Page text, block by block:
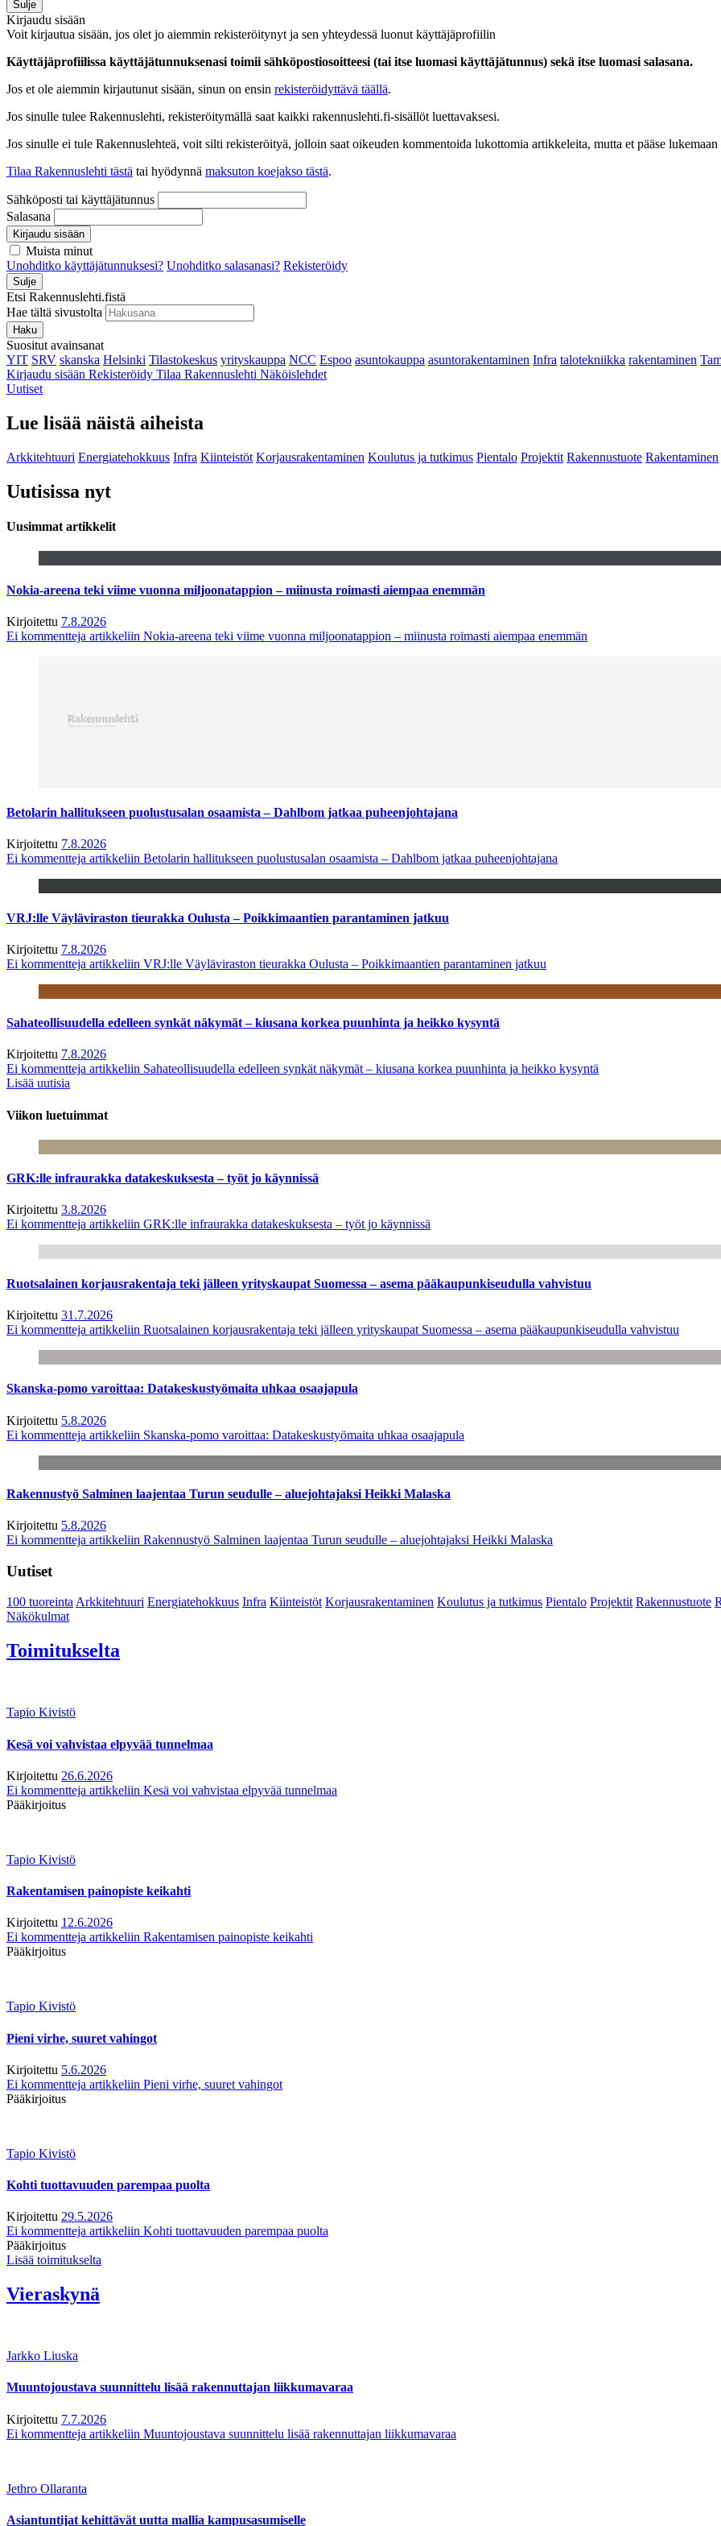
Sulje
Kirjaudu sisään
Voit kirjautua sisään, jos olet jo aiemmin rekisteröitynyt ja sen yhteydessä luonut käyttäjäprofiilin
Käyttäjäprofiilissa käyttäjätunnuksenasi toimii sähköpostiosoitteesi (tai itse luomasi käyttäjätunnus) sekä itse luomasi salasana.
Jos et ole aiemmin kirjautunut sisään, sinun on ensin rekisteröidyttävä täällä.
Jos sinulle tulee Rakennuslehti, rekisteröitymällä saat kaikki rakennuslehti.fi-sisällöt luettavaksesi.
Jos sinulle ei tule Rakennuslehteä, voit silti rekisteröityä, jolloin saat oikeuden kommentoida lukottomia artikkeleita, mutta et pääse
Tilaa Rakennuslehti tästä tai hyödynnä maksuton koejakso tästä.
Sähköposti tai käyttäjätunnus
Salasana
Kirjaudu sisään
Muista minut
Unohditko käyttäjätunnuksesi? Unohditko salasanasi? Rekisteröidy
Sulje
Etsi Rakennuslehti.fistä
Hae tältä sivustolta
Haku
Suositut avainsanat
YIT SRV skanska Helsinki Tilastokeskus yrityskauppa NCC Espoo asuntokauppa asuntorakentaminen Infra talotekniikka rakentaminen
Kirjaudu sisään Rekisteröidy Tilaa Rakennuslehti Näköislehdet
Uutiset
Lue lisää näistä aiheista
Arkkitehtuuri Energiatehokkuus Infra Kiinteistöt Korjausrakentaminen Koulutus ja tutkimus Pientalo Projektit Rakennustuote Rakentaminen
Uutisissa nyt
Uusimmat artikkelit
Nokia-areena teki viime vuonna miljoonatappion – miinusta roimasti aiempaa enemmän
Kirjoitettu 7.8.2026
Ei kommentteja artikkeliin Nokia-areena teki viime vuonna miljoonatappion – miinusta roimasti aiempaa enemmän
Betolarin hallitukseen puolustusalan osaamista – Dahlbom jatkaa puheenjohtajana
Kirjoitettu 7.8.2026
Ei kommentteja artikkeliin Betolarin hallitukseen puolustusalan osaamista – Dahlbom jatkaa puheenjohtajana
VRJ:lle Väyläviraston tieurakka Oulusta – Poikkimaantien parantaminen jatkuu
Kirjoitettu 7.8.2026
Ei kommentteja artikkeliin VRJ:lle Väyläviraston tieurakka Oulusta – Poikkimaantien parantaminen jatkuu
Sahateollisuudella edelleen synkät näkymät – kiusana korkea puunhinta ja heikko kysyntä
Kirjoitettu 7.8.2026
Ei kommentteja artikkeliin Sahateollisuudella edelleen synkät näkymät – kiusana korkea puunhinta ja heikko kysyntä
Lisää uutisia
Viikon luetuimmat
GRK:lle infraurakka datakeskuksesta – työt jo käynnissä
Kirjoitettu 3.8.2026
Ei kommentteja artikkeliin GRK:lle infraurakka datakeskuksesta – työt jo käynnissä
Ruotsalainen korjausrakentaja teki jälleen yrityskaupat Suomessa – asema pääkaupunkiseudulla vahvistuu
Kirjoitettu 31.7.2026
Ei kommentteja artikkeliin Ruotsalainen korjausrakentaja teki jälleen yrityskaupat Suomessa – asema pääkaupunkiseudulla vahvistuu
Skanska-pomo varoittaa: Datakeskustyömaita uhkaa osaajapula
Kirjoitettu 5.8.2026
Ei kommentteja artikkeliin Skanska-pomo varoittaa: Datakeskustyömaita uhkaa osaajapula
Rakennustyö Salminen laajentaa Turun seudulle – aluejohtajaksi Heikki Malaska
Kirjoitettu 5.8.2026
Ei kommentteja artikkeliin Rakennustyö Salminen laajentaa Turun seudulle – aluejohtajaksi Heikki Malaska
Uutiset
100 tuoreintaArkkitehtuuri Energiatehokkuus Infra Kiinteistöt Korjausrakentaminen Koulutus ja tutkimus Pientalo Projektit Rakennustuote
Näkökulmat
Toimitukselta
Tapio Kivistö
Kesä voi vahvistaa elpyvää tunnelmaa
Kirjoitettu 26.6.2026
Ei kommentteja artikkeliin Kesä voi vahvistaa elpyvää tunnelmaa
Pääkirjoitus
Tapio Kivistö
Rakentamisen painopiste keikahti
Kirjoitettu 12.6.2026
Ei kommentteja artikkeliin Rakentamisen painopiste keikahti
Pääkirjoitus
Tapio Kivistö
Pieni virhe, suuret vahingot
Kirjoitettu 5.6.2026
Ei kommentteja artikkeliin Pieni virhe, suuret vahingot
Pääkirjoitus
Tapio Kivistö
Kohti tuottavuuden parempaa puolta
Kirjoitettu 29.5.2026
Ei kommentteja artikkeliin Kohti tuottavuuden parempaa puolta
Pääkirjoitus
Lisää toimitukselta
Vieraskynä
Jarkko Liuska
Muuntojoustava suunnittelu lisää rakennuttajan liikkumavaraa
Kirjoitettu 7.7.2026
Ei kommentteja artikkeliin Muuntojoustava suunnittelu lisää rakennuttajan liikkumavaraa
Jethro Ollaranta
Asiantuntijat kehittävät uutta mallia kampusasumiselle